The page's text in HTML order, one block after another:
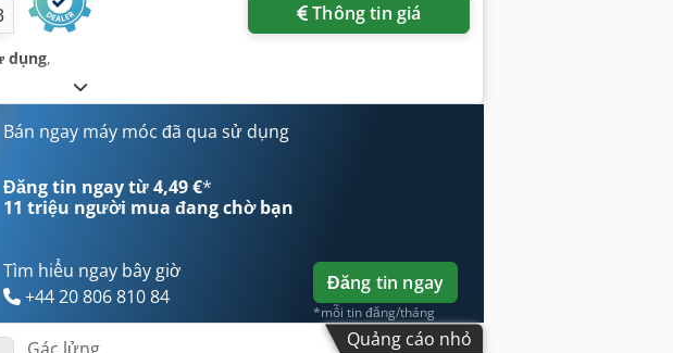
Thông tin giá
dụng,
Bán ngay máy móc đã qua sử dụng
Đăng tin ngay từ 4,49 €*
11 triệu người mua đang chờ bạn
Tìm hiểu ngay bây giờ
+44 20 806 810 84
Đăng tin ngay
*mỗi tin đăng/tháng
Quảng cáo nhỏ